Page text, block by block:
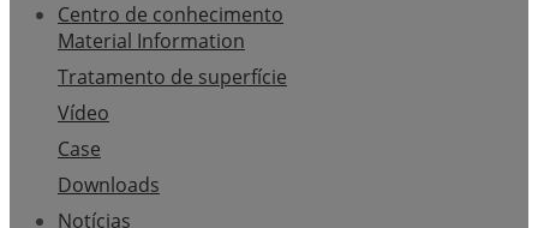
Centro de conhecimento
Material Information
Tratamento de superfície
Vídeo
Case
Downloads
Notícias